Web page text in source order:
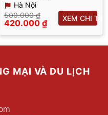
Hà Nội
500.000₫
Giá
là:
500.000 ₫.
420.000 ₫
hiện
tại
420.000 ₫.
XEM CHI
MẠI VÀ DU LỊCH